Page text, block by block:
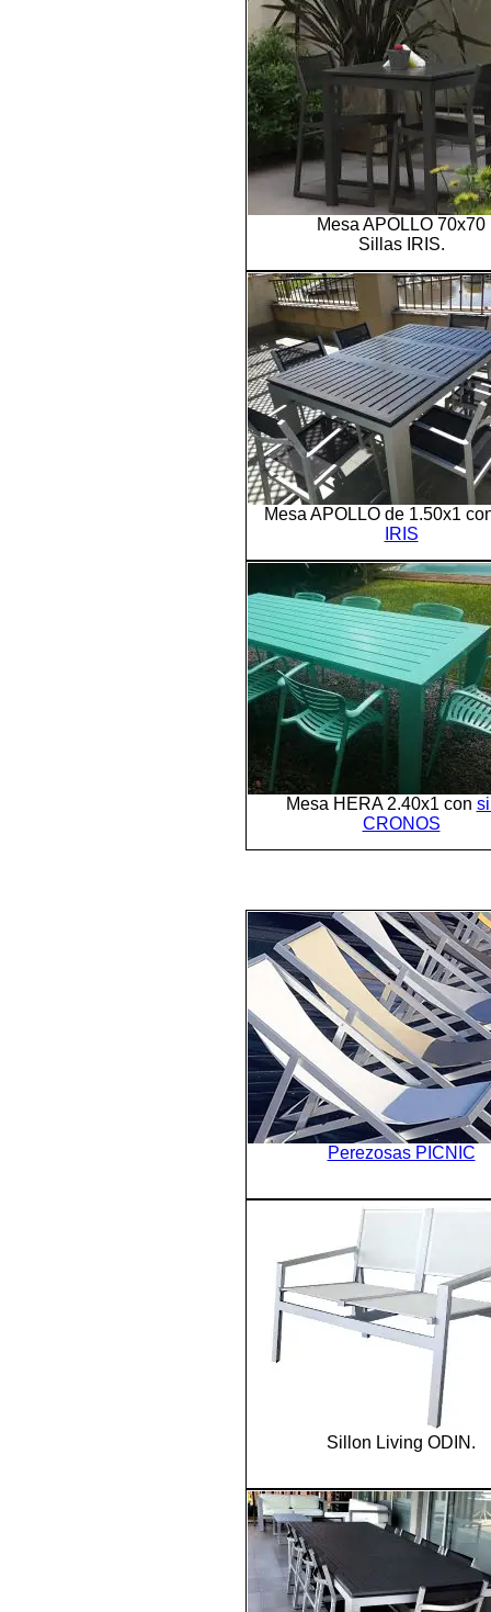
Mesa APOLLO 70x70
Sillas IRIS.
Mesa APOLLO de 1.50x1
IRIS
Mesa HERA 2.40x1 con
CRONOS
Perezosas PICNIC
Sillon Living ODIN.